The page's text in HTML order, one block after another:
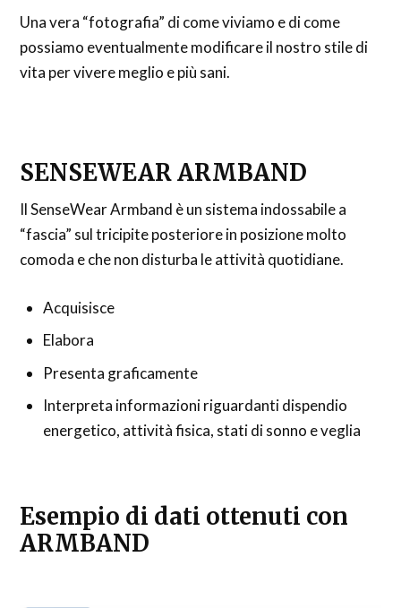
Una vera “fotografia” di come viviamo e di come
possiamo eventualmente modificare il nostro stile di
vita per vivere meglio e più sani.
SENSEWEAR ARMBAND
Il SenseWear Armband è un sistema indossabile a
“fascia” sul tricipite posteriore in posizione molto
comoda e che non disturba le attività quotidiane.
Acquisisce
Elabora
Presenta graficamente
Interpreta informazioni riguardanti dispendio
energetico, attività fisica, stati di sonno e veglia
Esempio di dati ottenuti con
ARMBAND